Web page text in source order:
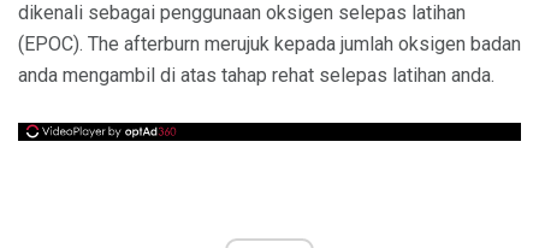
dikenali sebagai penggunaan oksigen selepas latihan
(EPOC). The afterburn merujuk kepada jumlah oksigen badan
anda mengambil di atas tahap rehat selepas latihan anda.